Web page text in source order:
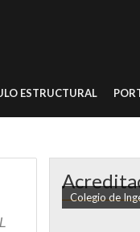
ESTRUCTURAL
Colegio de